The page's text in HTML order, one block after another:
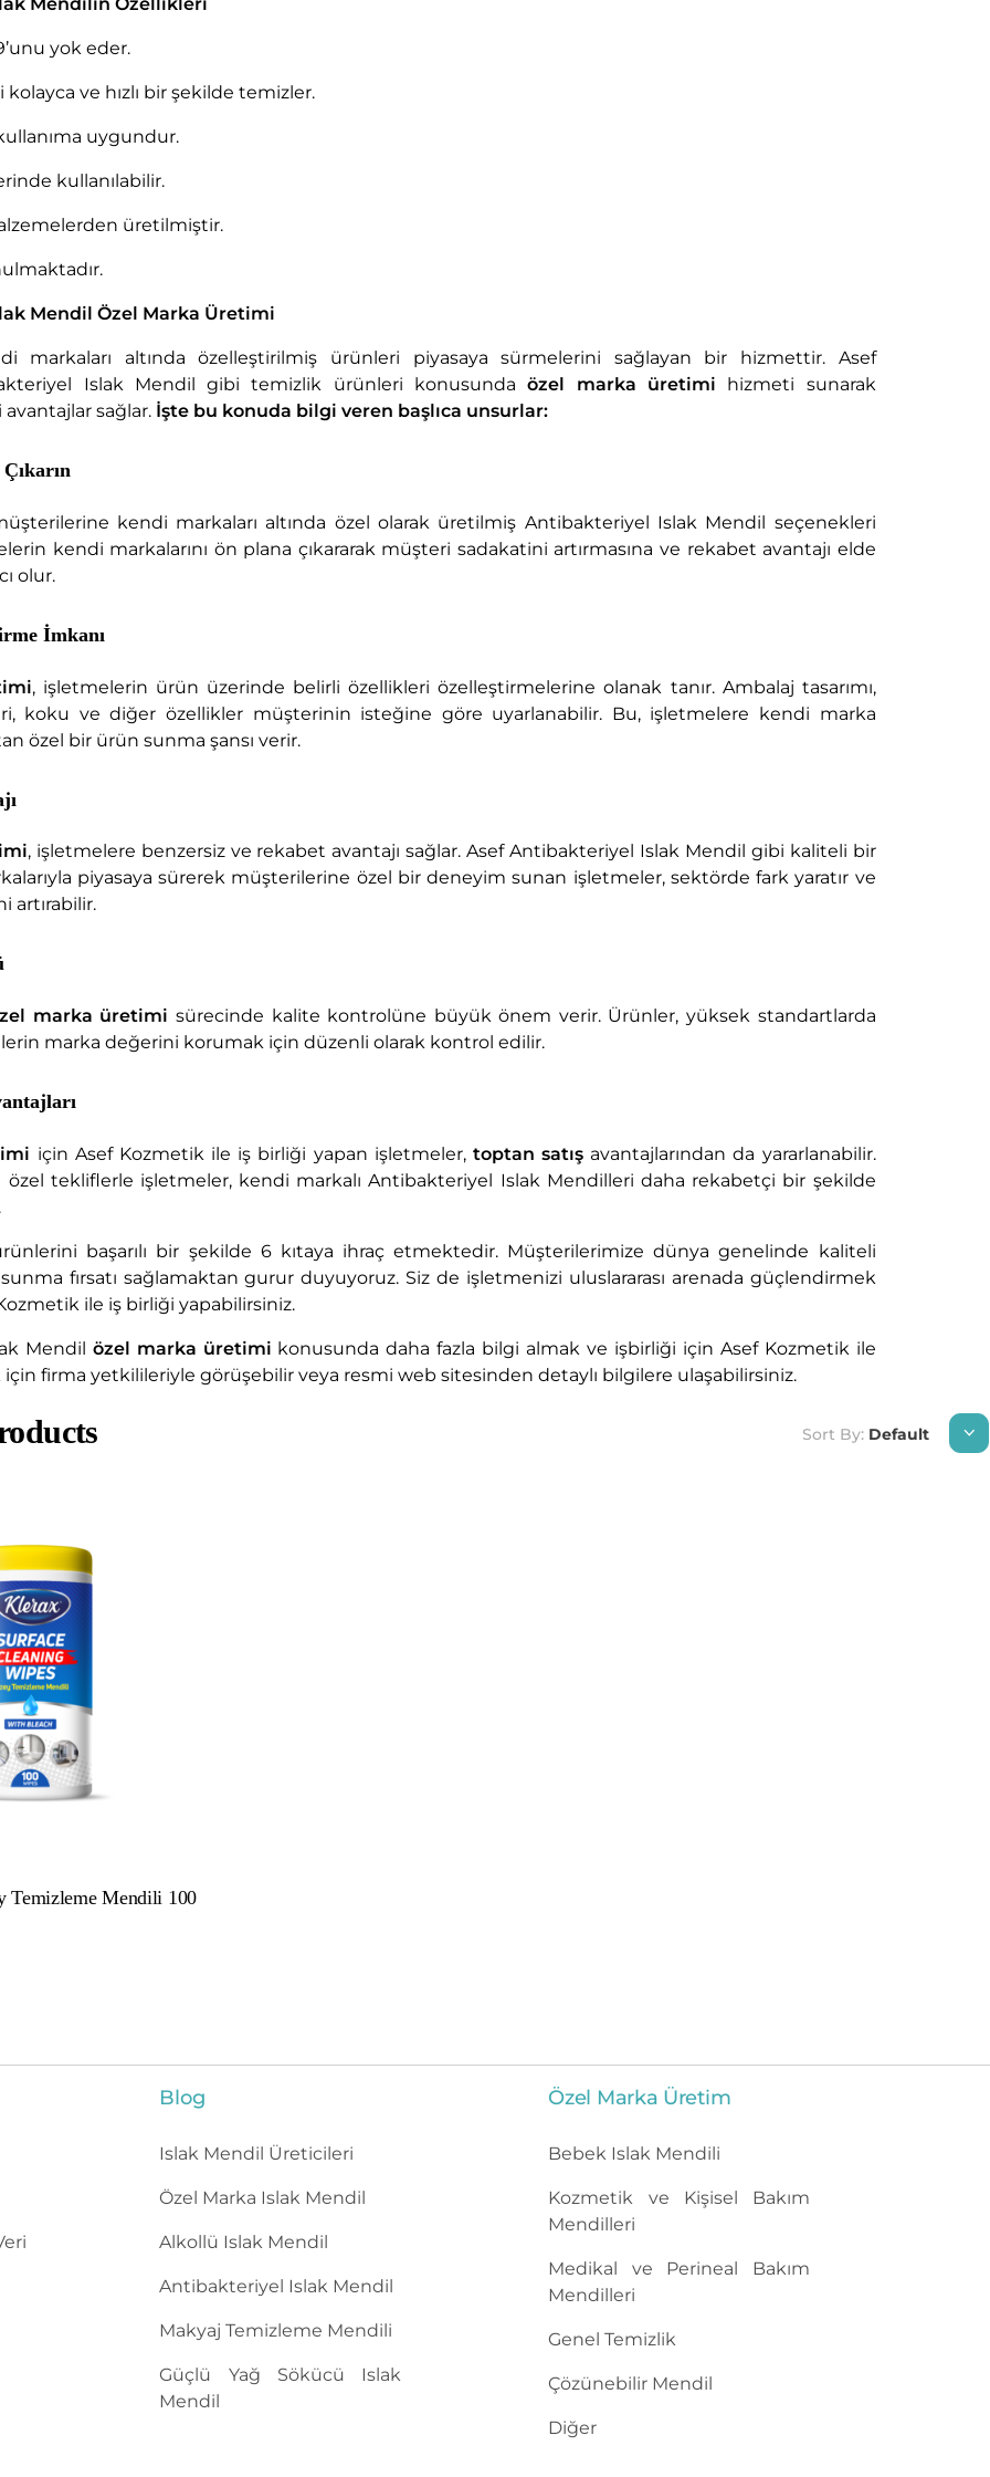
yok eder.
kolayca ve hızlı bir şekilde temizler.
uygundur.
kullanılabilir.
üretilmiştir.
Mendil Özel Marka Üretimi
markaları altında özelleştirilmiş ürünleri piyasaya sürmelerini sağlayan bir hizmettir. Asef
Islak Mendil gibi temizlik ürünleri konusundaözel marka üretimi hizmeti sunarak
sağlar. İşte bu konuda bilgi veren başlıca unsurlar:
kendi markaları altında özel olarak üretilmiş Antibakteriyel Islak Mendil seçenekleri
kendi markalarını ön plana çıkararak müşteri sadakatini artırmasına ve rekabet avantajı elde
olur.
İmkanı
, işletmelerin ürün üzerinde belirli özellikleri özelleştirmelerine olanak tanır. Ambalaj tasarımı,
koku ve diğer özellikler müşterinin isteğine göre uyarlanabilir. Bu, işletmelere kendi marka
özel bir ürün sunma şansı verir.
, işletmelere benzersiz ve rekabet avantajı sağlar. Asef Antibakteriyel Islak Mendil gibi kaliteli bir
piyasaya sürerek müşterilerine özel bir deneyim sunan işletmeler, sektörde fark yaratır ve
artırabilir.
marka üretimi sürecinde kalite kontrolüne büyük önem verir. Ürünler, yüksek standartlarda
marka değerini korumak için düzenli olarak kontrol edilir.
için Asef Kozmetik ile iş birliği yapan işletmeler, toptan satış avantajlarından da yararlanabilir.
tekliflerle işletmeler, kendi markalı Antibakteriyel Islak Mendilleri daha rekabetçi bir şekilde
başarılı bir şekilde 6 kıtaya ihraç etmektedir. Müşterilerimize dünya genelinde kaliteli
fırsatı sağlamaktan gurur duyuyoruz. Siz de işletmenizi uluslararası arenada güçlendirmek
ile iş birliği yapabilirsiniz.
Mendil özel marka üretimi konusunda daha fazla bilgi almak ve işbirliği için Asef Kozmetik ile
firma yetkilileriyle görüşebilir veya resmi web sitesinden detaylı bilgilere ulaşabilirsiniz.
Sort By: Default
Temizleme Mendili 100
Blog
Islak Mendil Üreticileri
Özel Marka Islak Mendil
Alkollü Islak Mendil
Antibakteriyel Islak Mendil
Makyaj Temizleme Mendili
Güçlü Yağ Sökücü Islak
Mendil
Özel Marka Üretim
Bebek Islak Mendili
Kozmetik ve Kişisel Bakım
Mendilleri
Medikal ve Perineal Bakım
Mendilleri
Genel Temizlik
Çözünebilir Mendil
Diğer